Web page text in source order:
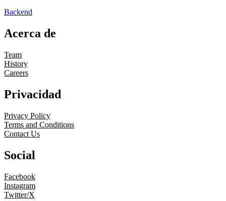
Backend
Acerca de
Team
History
Careers
Privacidad
Privacy Policy
Terms and Conditions
Contact Us
Social
Facebook
Instagram
Twitter/X